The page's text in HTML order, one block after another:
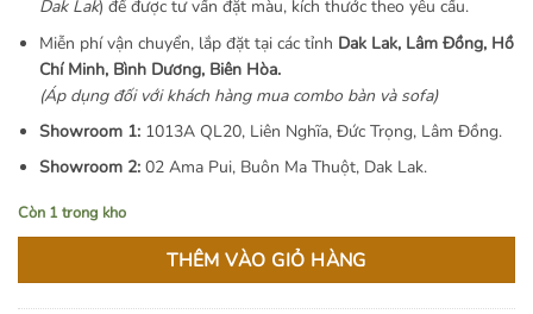
17.500.000 ₫.
Dak Lak) để được tư vấn đặt màu, kích thước theo yêu cầu.
Miễn phí vận chuyển, lắp đặt tại các tỉnh Dak Lak, Lâm Đồng, Hồ
Chí Minh, Bình Dương, Biên Hòa.
(Áp dụng đối với khách hàng mua combo bàn và sofa)
Showroom 1: 1013A QL20, Liên Nghĩa, Đức Trọng, Lâm Đồng.
Showroom 2: 02 Ama Pui, Buôn Ma Thuột, Dak Lak.
Còn 1 trong kho
THÊM VÀO GIỎ HÀNG